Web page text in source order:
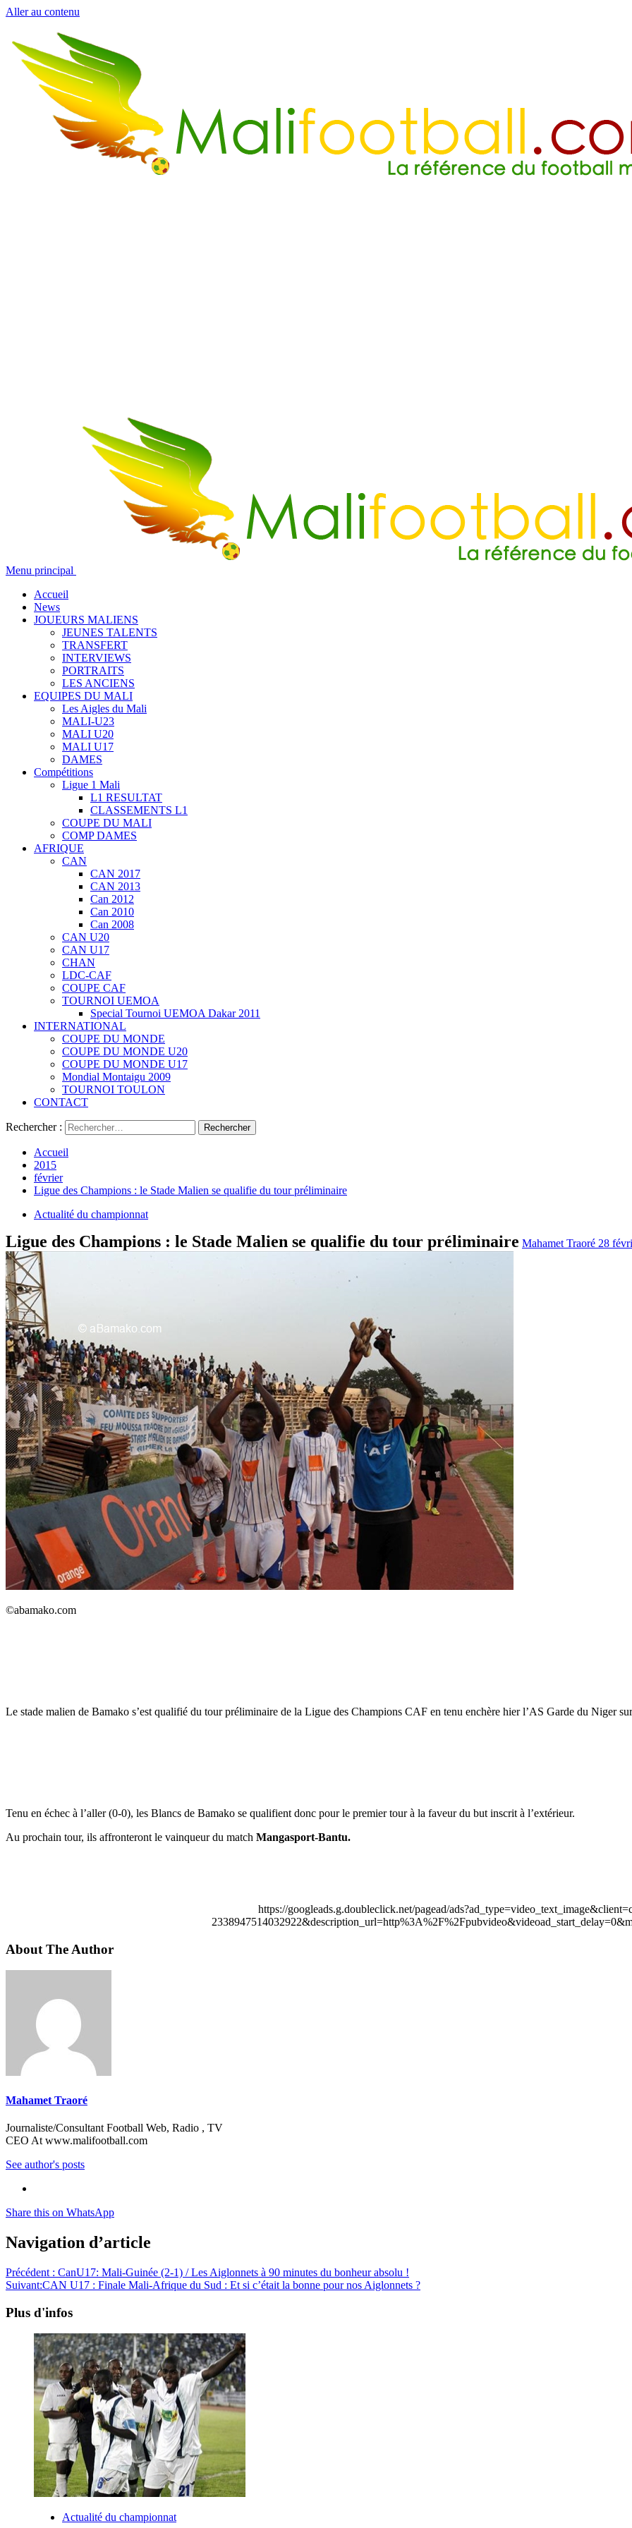
Aller au contenu
Menu principal
Accueil
News
JOUEURS MALIENS
JEUNES TALENTS
TRANSFERT
INTERVIEWS
PORTRAITS
LES ANCIENS
EQUIPES DU MALI
Les Aigles du Mali
MALI-U23
MALI U20
MALI U17
DAMES
Compétitions
Ligue 1 Mali
L1 RESULTAT
CLASSEMENTS L1
COUPE DU MALI
COMP DAMES
AFRIQUE
CAN
CAN 2017
CAN 2013
Can 2012
Can 2010
Can 2008
CAN U20
CAN U17
CHAN
LDC-CAF
COUPE CAF
TOURNOI UEMOA
Special Tournoi UEMOA Dakar 2011
INTERNATIONAL
COUPE DU MONDE
COUPE DU MONDE U20
COUPE DU MONDE U17
Mondial Montaigu 2009
TOURNOI TOULON
CONTACT
Rechercher :
Accueil
2015
février
Ligue des Champions : le Stade Malien se qualifie du tour préliminaire
Actualité du championnat
Ligue des Champions : le Stade Malien se qualifie du tour préliminaire Mahamet Traoré 28
©abamako.com
Le stade malien de Bamako s’est qualifié du tour préliminaire de la Ligue des Champions CAF en tenu enchère hier l’AS Garde du Niger
Tenu en échec à l’aller (0-0), les Blancs de Bamako se qualifient donc pour le premier tour à la faveur du but inscrit à l’extérieur.
Au prochain tour, ils affronteront le vainqueur du match Mangasport-Bantu.
https://googleads.g.doubleclick.net/pagead/
About The Author
Mahamet Traoré
Journaliste/Consultant Football Web, Radio , TV
CEO At www.malifootball.com
See author's posts
Share this on WhatsApp
Navigation d’article
Précédent : CanU17: Mali-Guinée (2-1) / Les Aiglonnets à 90 minutes du bonheur absolu !
Suivant:CAN U17 : Finale Mali-Afrique du Sud : Et si c’était la bonne pour nos Aiglonnets ?
Plus d'infos
Actualité du championnat